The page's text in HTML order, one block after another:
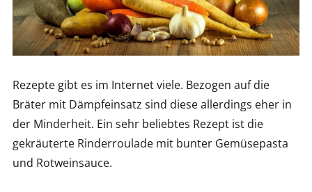
Rezepte gibt es im Internet viele. Bezogen auf die
Bräter mit Dämpfeinsatz sind diese allerdings eher in
der Minderheit. Ein sehr beliebtes Rezept ist die
gekräuterte Rinderroulade mit bunter Gemüsepasta
und Rotweinsauce.